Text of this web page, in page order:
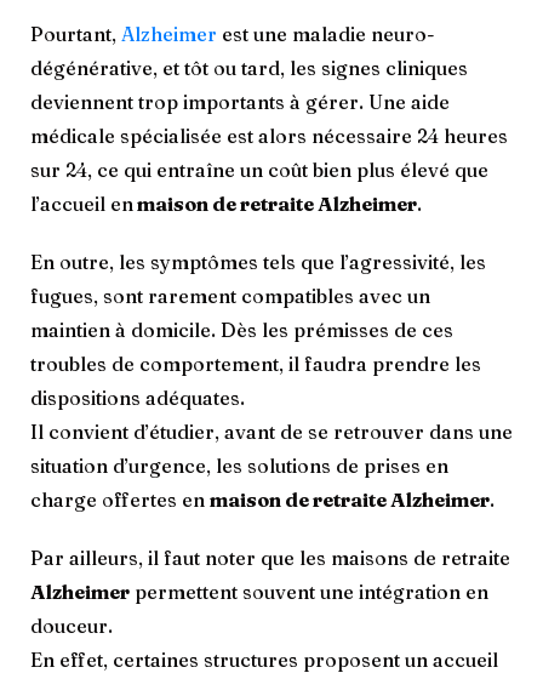
Pourtant, Alzheimer est une maladie neuro-
dégénérative, et tôt ou tard, les signes cliniques
deviennent trop importants à gérer. Une aide
médicale spécialisée est alors nécessaire 24 heures
sur 24, ce qui entraîne un coût bien plus élevé que
l’accueil en maison de retraite Alzheimer.
En outre, les symptômes tels que l’agressivité, les
fugues, sont rarement compatibles avec un
maintien à domicile. Dès les prémisses de ces
troubles de comportement, il faudra prendre les
dispositions adéquates.
Il convient d’étudier, avant de se retrouver dans une
situation d’urgence, les solutions de prises en
charge offertes en maison de retraite Alzheimer.
Par ailleurs, il faut noter que les maisons de retraite
Alzheimer permettent souvent une intégration en
douceur.
En effet, certaines structures proposent un accueil